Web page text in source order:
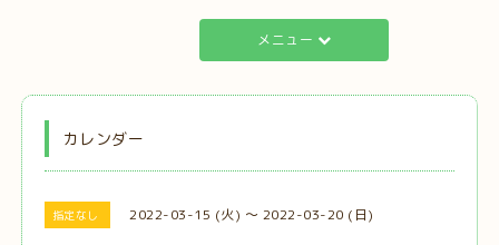
メニュー
カレンダー
指定なし 2022-03-15 (火) ～ 2022-03-20 (日)